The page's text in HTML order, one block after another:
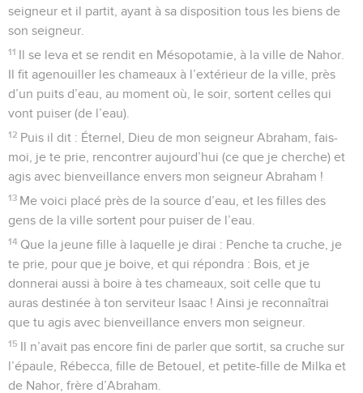
seigneur et il partit, ayant à sa disposition tous les biens de
son seigneur.
11 Il se leva et se rendit en Mésopotamie, à la ville de Nahor.
Il fit agenouiller les chameaux à l’extérieur de la ville, près
d’un puits d’eau, au moment où, le soir, sortent celles qui
vont puiser (de l’eau).
12 Puis il dit : Éternel, Dieu de mon seigneur Abraham, fais-
moi, je te prie, rencontrer aujourd’hui (ce que je cherche) et
agis avec bienveillance envers mon seigneur Abraham !
13 Me voici placé près de la source d’eau, et les filles des
gens de la ville sortent pour puiser de l’eau.
14 Que la jeune fille à laquelle je dirai : Penche ta cruche, je
te prie, pour que je boive, et qui répondra : Bois, et je
donnerai aussi à boire à tes chameaux, soit celle que tu
auras destinée à ton serviteur Isaac ! Ainsi je reconnaîtrai
que tu agis avec bienveillance envers mon seigneur.
15 Il n’avait pas encore fini de parler que sortit, sa cruche sur
l’épaule, Rébecca, fille de Betouel, et petite-fille de Milka et
de Nahor, frère d’Abraham.